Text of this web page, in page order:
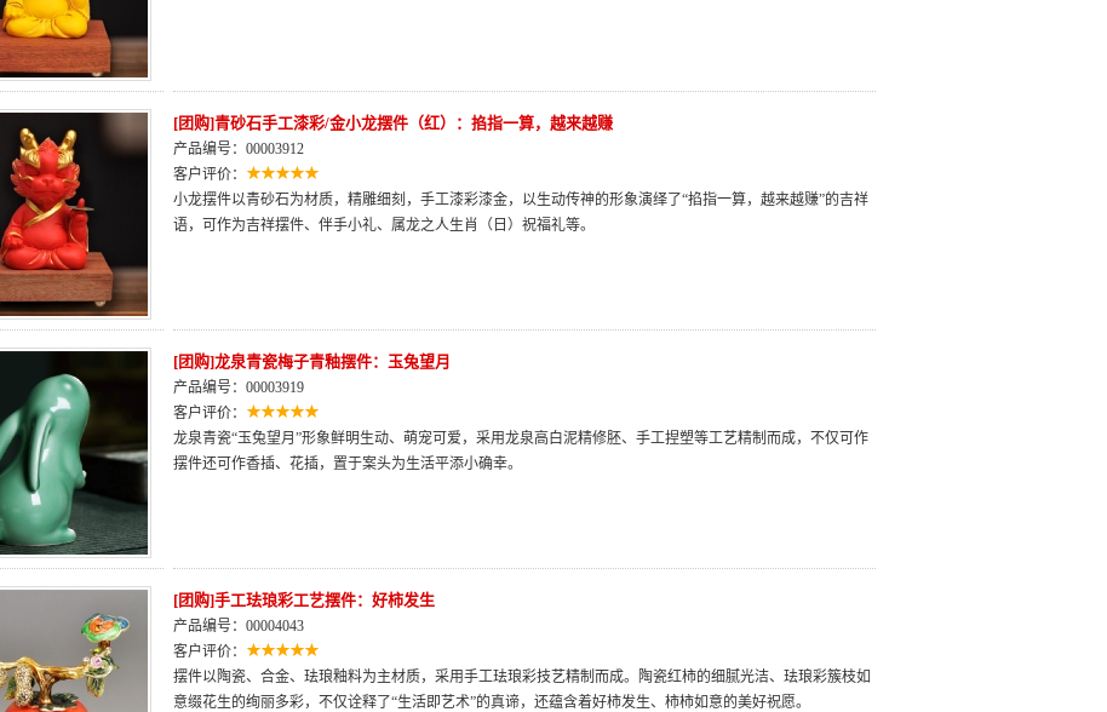
[团购]青砂石手工漆彩/金小龙摆件（红）：掐指一算，越来越赚
产品编号：00003912
客户评价：
小龙摆件以青砂石为材质，精雕细刻，手工漆彩漆金，以生动传神的形象演绎了“掐指一算，越来越赚”的吉祥
语，可作为吉祥摆件、伴手小礼、属龙之人生肖（日）祝福礼等。
[团购]龙泉青瓷梅子青釉摆件：玉兔望月
产品编号：00003919
客户评价：
龙泉青瓷“玉兔望月”形象鲜明生动、萌宠可爱，采用龙泉高白泥精修胚、手工捏塑等工艺精制而成，不仅可作
摆件还可作香插、花插，置于案头为生活平添小确幸。
[团购]手工珐琅彩工艺摆件：好柿发生
产品编号：00004043
客户评价：
摆件以陶瓷、合金、珐琅釉料为主材质，采用手工珐琅彩技艺精制而成。陶瓷红柿的细腻光洁、珐琅彩簇枝如
意缀花生的绚丽多彩，不仅诠释了“生活即艺术”的真谛，还蕴含着好柿发生、柿柿如意的美好祝愿。